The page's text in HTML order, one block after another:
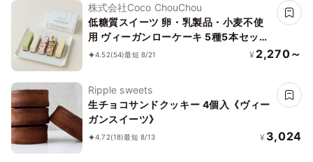
株式会社Coco ChouChou
低糖質スイーツ 卵・乳製品・小麦不使
用 ヴィーガンローケーキ 5種5本セット
《ヴィーガンスイーツ》《ロースイー
4.52(54)最短 8/21 ¥ 2,270～
Ripple sweets
生チョコサンドクッキー 4個入《ヴィー
ガンスイーツ》
4.72(18)最短 8/13 ¥ 3,024